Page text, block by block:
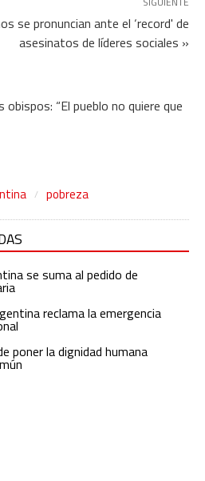
se pronuncian ante el ‘record' de
asesinatos de líderes sociales »
“El pueblo no quiere que
pobreza
se suma al pedido de
reclama la emergencia
poner la dignidad humana